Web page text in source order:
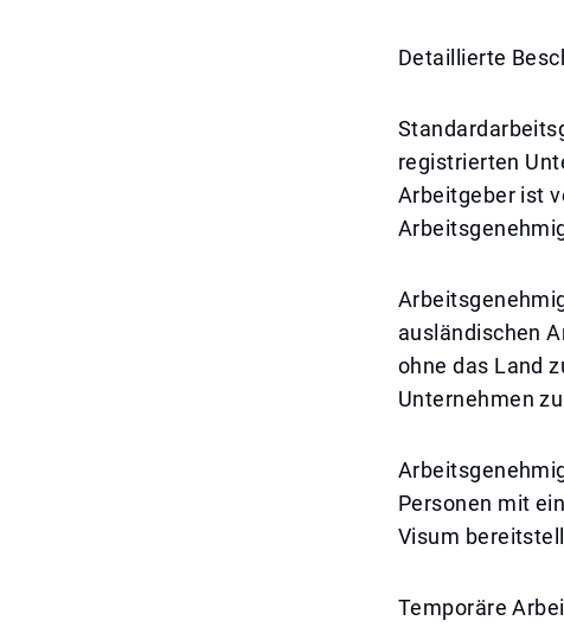
Detaillierte
registrierten
Arbeitgeber ist
ausländischen
ohne das Land
Unternehmen
Personen mit
Visum
Temporäre